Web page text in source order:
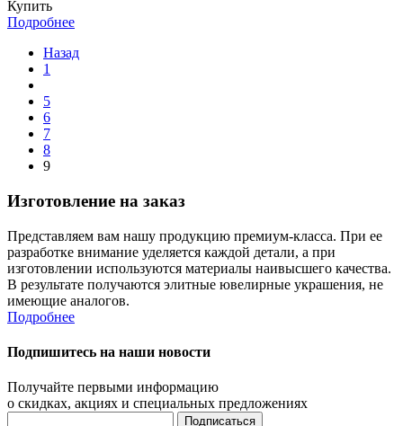
Купить
Подробнее
Назад
1
5
6
7
8
9
Изготовление на заказ
Представляем вам нашу продукцию премиум-класса. При ее
разработке внимание уделяется каждой детали, а при
изготовлении используются материалы наивысшего качества.
В результате получаются элитные ювелирные украшения, не
имеющие аналогов.
Подробнее
Подпишитесь на наши новости
Получайте первыми информацию
о скидках, акциях и специальных предложениях